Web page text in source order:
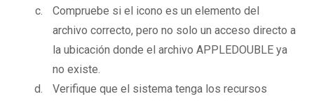
Compruebe si el icono es un elemento del
archivo correcto, pero no solo un acceso directo a
la ubicación donde el archivo APPLEDOUBLE ya
no existe.
Verifique que el sistema tenga los recursos